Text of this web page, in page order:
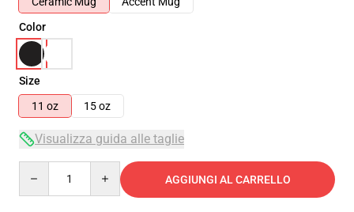
Color
Size
11 oz
15 oz
Visualizza guida alle taglie
AGGIUNGI AL CARRELLO